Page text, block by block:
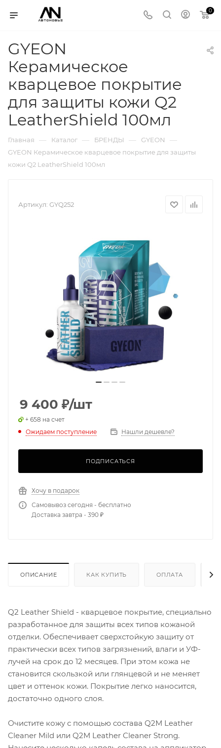
0
GYEON
Керамическое
кварцевое покрытие
для защиты кожи Q2
LeatherShield 100мл
Главная — Каталог — БРЕНДЫ — GYEON —
GYEON Керамическое кварцевое покрытие для защиты
кожи Q2 LeatherShield 100мл
Артикул: GYQ252
9 400 ₽/шт
+ 658 на счет
Ожидаем поступление
Нашли дешевле?
ПОДПИСАТЬСЯ
Хочу в подарок
Самовывоз сегодня - бесплатно
Доставка завтра - 390 ₽
ОПИСАНИЕ КАК КУПИТЬ ОПЛАТА
Q2 Leather Shield - кварцевое покрытие, специально
разработанное для защиты всех типов кожаной
отделки. Обеспечивает сверхстойкую защиту от
практически всех типов загрязнений, влаги и УФ-
лучей на срок до 12 месяцев. При этом кожа не
становится скользкой или глянцевой и не меняет
цвет и оттенок кожи. Покрытие легко наносится,
достаточно одного слоя.
Очистите кожу с помощью состава Q2M Leather
Cleaner Mild или Q2M Leather Cleaner Strong.